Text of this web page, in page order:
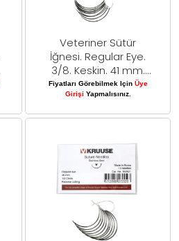
Veteriner Sütür
İğnesi. Regular Eye.
3/8. Keskin. 41 mm.
10/pk
Fiyatları Görebilmek Için Üye
Girişi Yapmalısınız.